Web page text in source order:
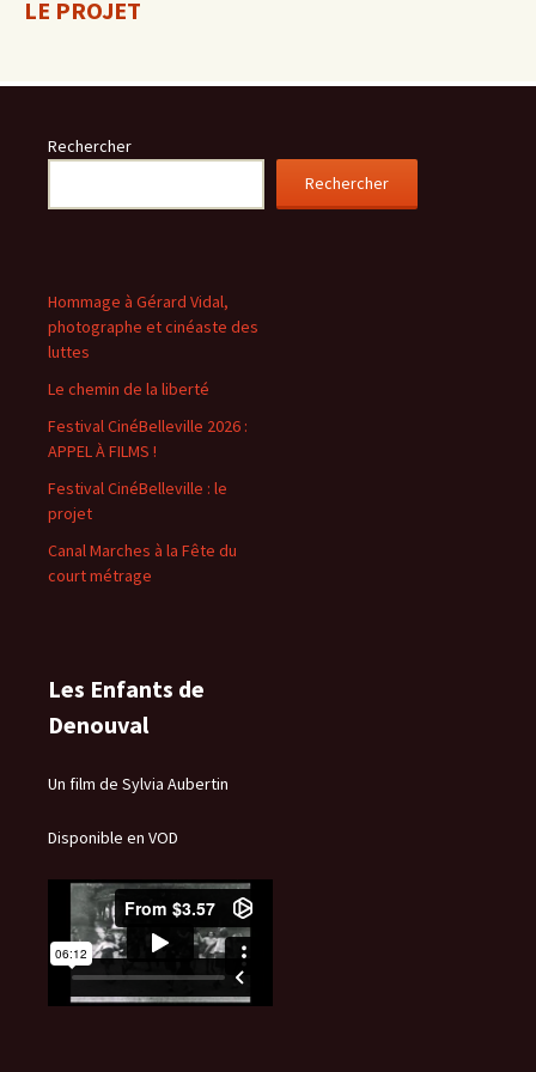
LE PROJET
Rechercher
Rechercher
Hommage à Gérard Vidal,
photographe et cinéaste des
luttes
Le chemin de la liberté
Festival CinéBelleville 2026 :
APPEL À FILMS !
Festival CinéBelleville : le
projet
Canal Marches à la Fête du
court métrage
Les Enfants de
Denouval
Un film de Sylvia Aubertin
Disponible en VOD